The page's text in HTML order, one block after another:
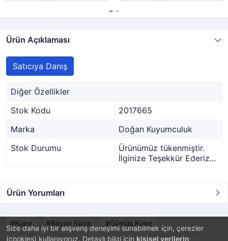
Size daha iyi bir alışveriş deneyimi sunabilmek için, çerezler
(cookies) kullanıyoruz. Detaylı bilgi için kişisel verilerin
Ürün Açıklaması
Satıcıya Danış
Diğer Özellikler
Stok Kodu
2017665
Marka
Doğan Kuyumculuk
Stok Durumu
Ürünümüz tükenmiştir.
İlginize Teşekkür Ederiz...
Ürün Yorumları
Küpe Bayan Küpe Gümüş Küpe